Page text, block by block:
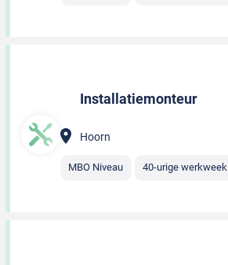
Installatiemonteur
Hoorn
MBO Niveau 40-urige werkweek